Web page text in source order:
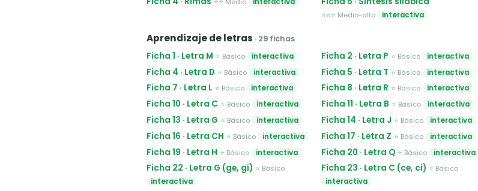
⭐⭐⭐ Medio-alto interactiva
Aprendizaje de letras · 29 fichas
Ficha 1 · Letra M ⭐ Básico interactiva Ficha 2 · Letra P ⭐ Básico interactiva
Ficha 4 · Letra D ⭐ Básico interactiva Ficha 5 · Letra T ⭐ Básico interactiva
Ficha 7 · Letra L ⭐ Básico interactiva Ficha 8 · Letra R ⭐ Básico interactiva
Ficha 10 · Letra C ⭐ Básico interactiva Ficha 11 · Letra B ⭐ Básico interactiva
Ficha 13 · Letra G ⭐ Básico interactiva Ficha 14 · Letra J ⭐ Básico interactiva
Ficha 16 · Letra CH ⭐ Básico interactiva Ficha 17 · Letra Z ⭐ Básico interactiva
Ficha 19 · Letra H ⭐ Básico interactiva Ficha 20 · Letra Q ⭐ Básico interactiva
Ficha 22 · Letra G (ge, gi) ⭐ Básico
interactiva
Ficha 23 · Letra C (ce, ci) ⭐ Básico
interactiva